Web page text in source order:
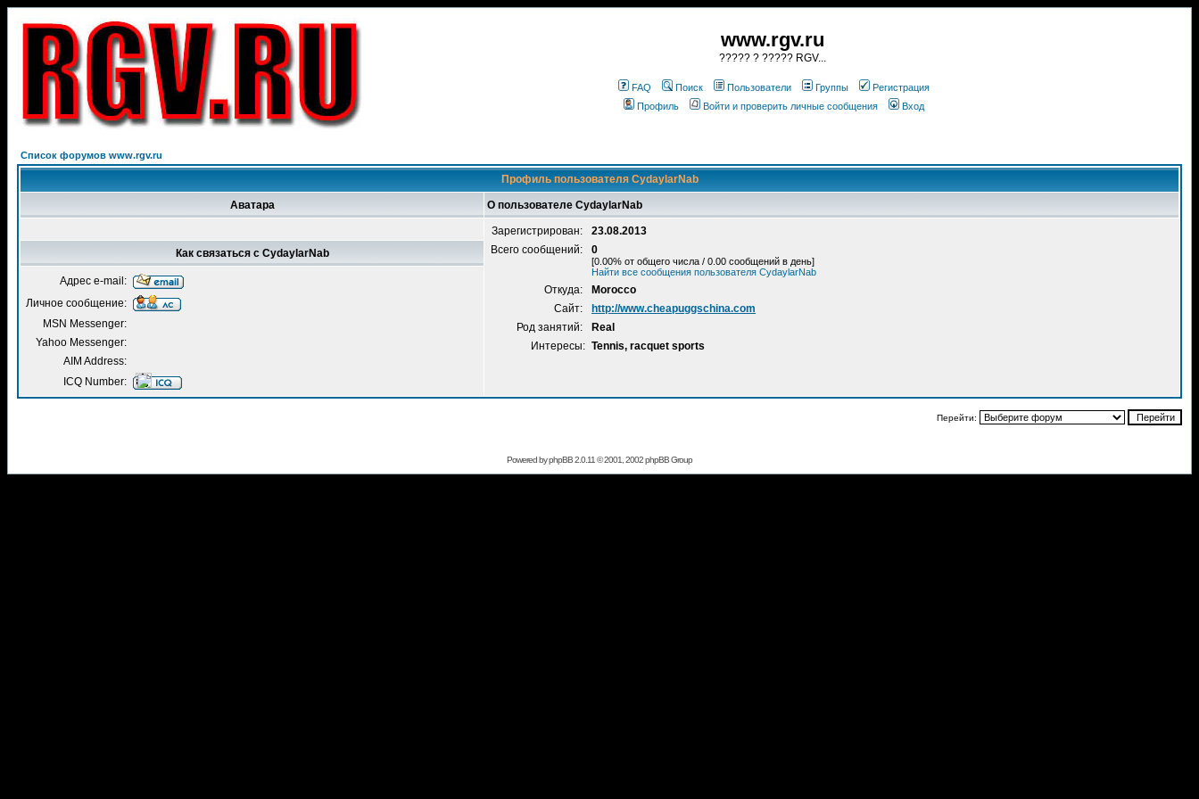
www.rgv.ru
????? ? ????? RGV...
FAQ Поиск Пользователи Группы
Регистрация
Профиль
Войти и проверить личные сообщения Вход
Список форумов www.rgv.ru
Профиль пользователя CydaylarNab
Аватара О пользователе CydaylarNab
Зарегистрирован:
23.08.2013
Всего сообщений:
0
[0.00% от общего числа / 0.00 сообщений в день]
Найти все сообщения пользователя CydaylarNab
Откуда:
Morocco
Сайт:
http://www.cheapuggschina.com
Род занятий:
Real
Интересы: Tennis, racquet sports
Как связаться с CydaylarNab
Адрес e-mail:
Личное сообщение:
MSN Messenger:
Yahoo Messenger:
AIM Address:
ICQ Number:
Перейти:
Powered byphpBB2.0.11 © 2001, 2002 phpBB Group